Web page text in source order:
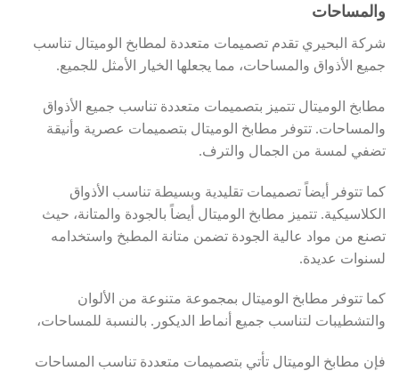
والمساحات
شركة البحيري تقدم تصميمات متعددة لمطابخ الوميتال تناسب
جميع الأذواق والمساحات، مما يجعلها الخيار الأمثل للجميع.
مطابخ الوميتال تتميز بتصميمات متعددة تناسب جميع الأذواق
والمساحات. تتوفر مطابخ الوميتال بتصميمات عصرية وأنيقة
تضفي لمسة من الجمال والترف.
كما تتوفر أيضاً تصميمات تقليدية وبسيطة تناسب الأذواق
الكلاسيكية. تتميز مطابخ الوميتال أيضاً بالجودة والمتانة، حيث
تصنع من مواد عالية الجودة تضمن متانة المطبخ واستخدامه
لسنوات عديدة.
كما تتوفر مطابخ الوميتال بمجموعة متنوعة من الألوان
والتشطيبات لتناسب جميع أنماط الديكور. بالنسبة للمساحات،
فإن مطابخ الوميتال تأتي بتصميمات متعددة تناسب المساحات